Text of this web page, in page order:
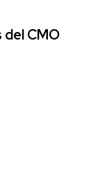
del CMO